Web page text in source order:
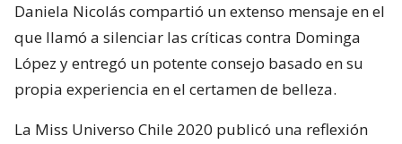
Daniela Nicolás compartió un extenso mensaje en el
que llamó a silenciar las críticas contra Dominga
López y entregó un potente consejo basado en su
propia experiencia en el certamen de belleza.
La Miss Universo Chile 2020 publicó una reflexión